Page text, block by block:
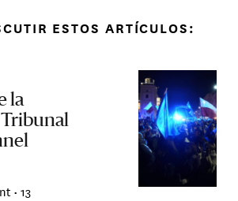
ESTOS ARTÍCULOS:
la
•13